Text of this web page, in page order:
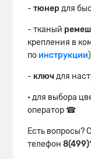
-тюнер для
- тканый
крепления в
по инструкции)
- ключдля
• для выбора
оператор ☎
Есть вопросы?
телефон